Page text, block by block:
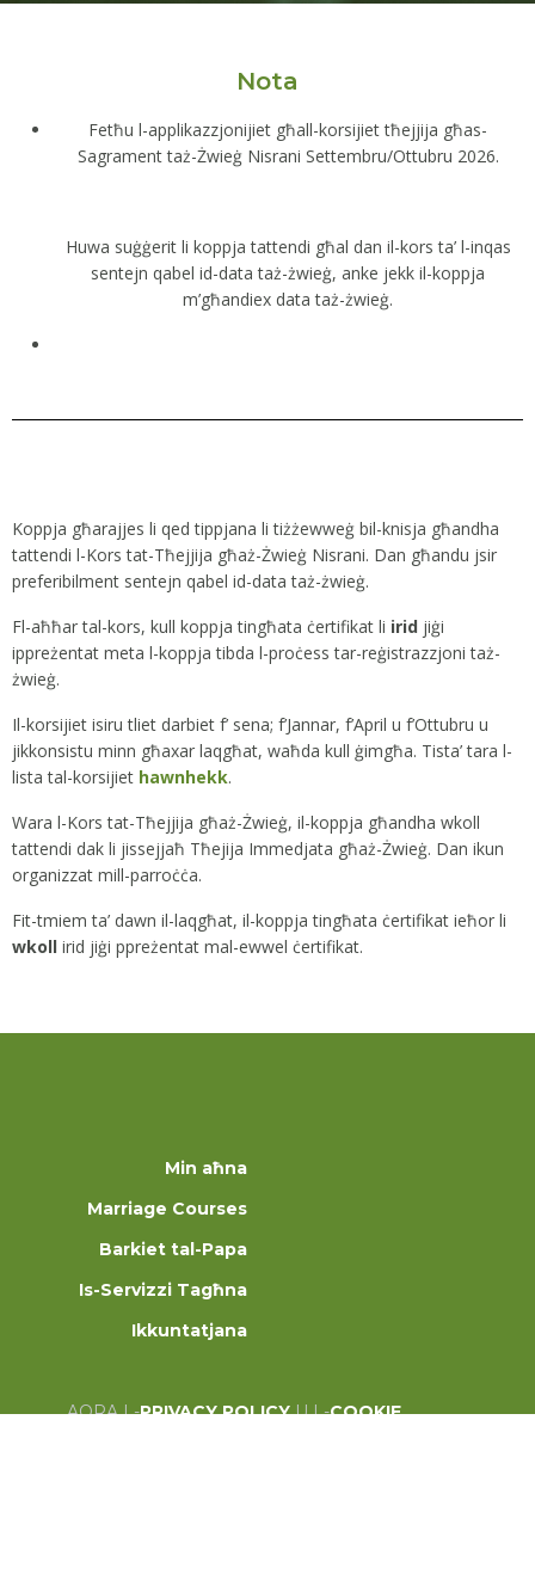
Nota
Fetħu l-applikazzjonijiet għall-korsijiet tħejjija għas-
Sagrament taż-Żwieġ Nisrani Settembru/Ottubru 2026.
Huwa suġġerit li koppja tattendi għal dan il-kors ta’ l-inqas
sentejn qabel id-data taż-żwieġ, anke jekk il-koppja
m’għandiex data taż-żwieġ.
Koppja għarajjes li qed tippjana li tiżżewweġ bil-knisja għandha
tattendi l-Kors tat-Tħejjija għaż-Żwieġ Nisrani. Dan għandu jsir
preferibilment sentejn qabel id-data taż-żwieġ.
Fl-aħħar tal-kors, kull koppja tingħata ċertifikat li irid jiġi
ippreżentat meta l-koppja tibda l-proċess tar-reġistrazzjoni taż-
żwieġ.
Il-korsijiet isiru tliet darbiet f’ sena; f’Jannar, f’April u f’Ottubru u
jikkonsistu minn għaxar laqgħat, waħda kull ġimgħa. Tista’ tara l-
lista tal-korsijiet hawnhekk.
Wara l-Kors tat-Tħejjija għaż-Żwieġ, il-koppja għandha wkoll
tattendi dak li jissejjaħ Tħejija Immedjata għaż-Żwieġ. Dan ikun
organizzat mill-parroċċa.
Fit-tmiem ta’ dawn il-laqgħat, il-koppja tingħata ċertifikat ieħor li
wkoll irid jiġi ppreżentat mal-ewwel ċertifikat.
Min aħna
Marriage Courses
Barkiet tal-Papa
Is-Servizzi Tagħna
Ikkuntatjana
AQRA L-PRIVACY POLICYU L-COOKIE